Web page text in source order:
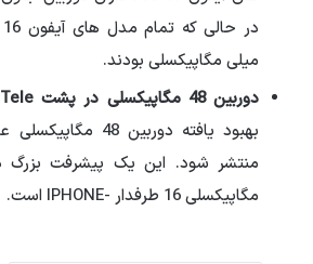
میلی مگاپیکسلی بودند.
دوربین 48 مگاپیکسلی در پشت Tele:
مگاپیکسلی 16 طرفدار -IPHONE است.